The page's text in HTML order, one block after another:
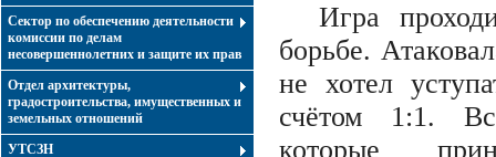
Сектор по обеспечению деятельности
комиссии по делам
несовершеннолетних и защите их прав
Отдел архитектуры,
градостроительства, имущественных и
земельных отношений
УТСЗН
Игра
борьбе.
не хотел
счётом 1:1.
которые